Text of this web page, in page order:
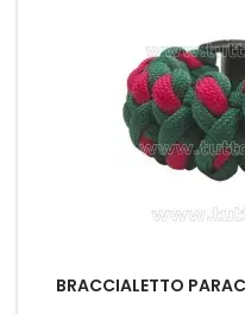
BRACCIALETTO